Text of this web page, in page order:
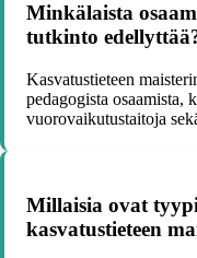
Minkälaista
tutkinto
Kasvatustieteen
pedagogista osaamista,
vuorovaikutustaitoja
Millaisia ovat
kasvatustieteen